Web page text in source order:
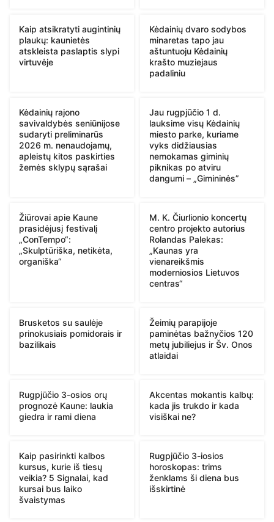
Kaip atsikratyti augintinių
plaukų: kaunietės
atskleista paslaptis slypi
virtuvėje
Kėdainių dvaro sodybos
minaretas tapo jau
aštuntuoju Kėdainių
krašto muziejaus
padaliniu
Kėdainių rajono
savivaldybės seniūnijose
sudaryti preliminarūs
2026 m. nenaudojamų,
apleistų kitos paskirties
žemės sklypų sąrašai
Jau rugpjūčio 1 d.
lauksime visų Kėdainių
miesto parke, kuriame
vyks didžiausias
nemokamas giminių
piknikas po atviru
dangumi – „Gimininės”
Žiūrovai apie Kaune
prasidėjusį festivalį
„ConTempo“:
„Skulptūriška, netikėta,
organiška“
M. K. Čiurlionio koncertų
centro projekto autorius
Rolandas Palekas:
„Kaunas yra
vienareikšmis
moderniosios Lietuvos
centras“
Brusketos su saulėje
prinokusiais pomidorais ir
bazilikais
Žeimių parapijoje
paminėtas bažnyčios 120
metų jubiliejus ir Šv. Onos
atlaidai
Rugpjūčio 3-osios orų
prognozė Kaune: laukia
giedra ir rami diena
Akcentas mokantis kalbų:
kada jis trukdo ir kada
visiškai ne?
Kaip pasirinkti kalbos
kursus, kurie iš tiesų
veikia? 5 Signalai, kad
kursai bus laiko
švaistymas
Rugpjūčio 3-iosios
horoskopas: trims
ženklams ši diena bus
išskirtinė